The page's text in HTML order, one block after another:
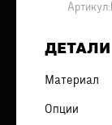
Артикул:
ДЕТАЛИ
Материал
Опции